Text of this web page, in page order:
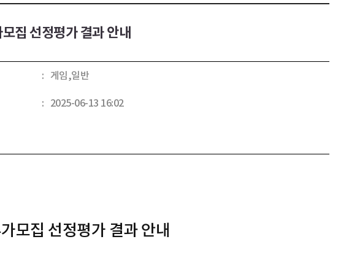
집 선정평가 결과 안내
게임,일반
2025-06-13 16:02
모집 선정평가 결과 안내